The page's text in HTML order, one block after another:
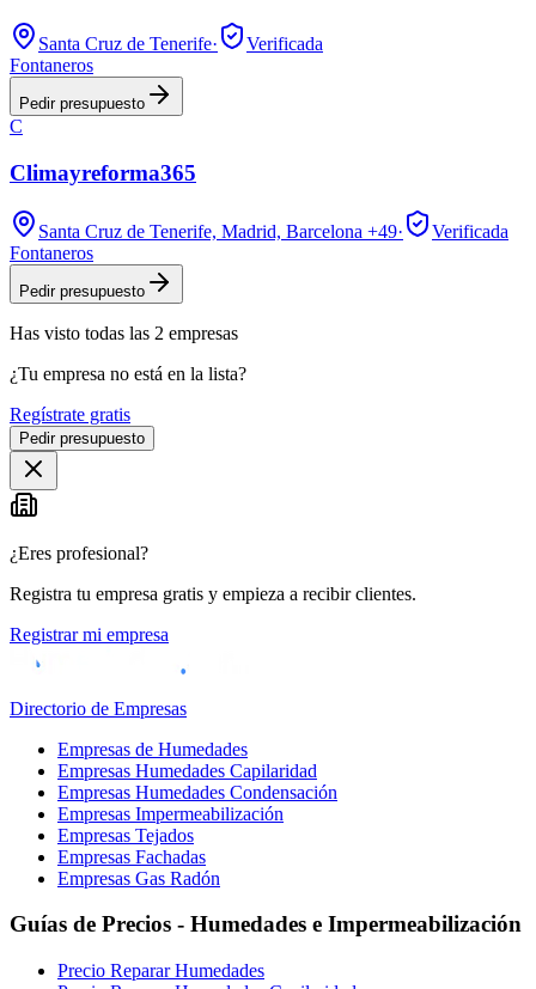
Santa Cruz de Tenerife·
Verificada
Fontaneros
Pedir presupuesto
C
Climayreforma365
Santa Cruz de Tenerife, Madrid, Barcelona +49·
Verificada
Fontaneros
Pedir presupuesto
Has visto todas las 2 empresas
¿Tu empresa no está en la lista?
Regístrate gratis
Pedir presupuesto
¿Eres profesional?
Registra tu empresa gratis y empieza a recibir clientes.
Registrar mi empresa
Directorio de Empresas
Empresas de Humedades
Empresas Humedades Capilaridad
Empresas Humedades Condensación
Empresas Impermeabilización
Empresas Tejados
Empresas Fachadas
Empresas Gas Radón
Guías de Precios - Humedades e Impermeabilización
Precio Reparar Humedades